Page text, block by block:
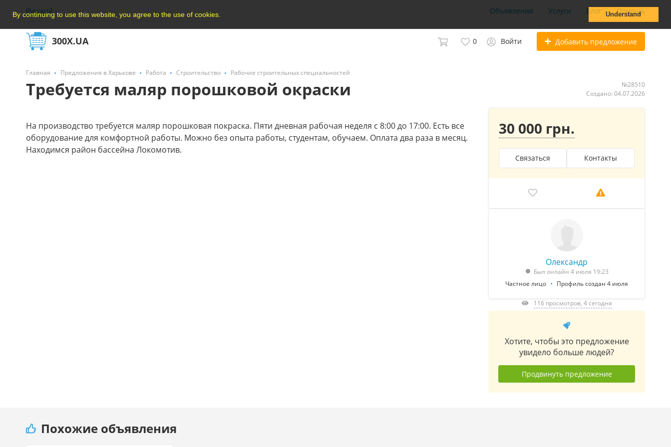
By continuing to use this website, you agree to the use of cookies. Understand
Русский Объявления Услуги Блог Помощь
300X.UA 0 Войти Добавить предложение
Главная Предложения в Харькове Работа Строительство Рабочие строительных специальностей
Требуется маляр порошковой окраски
№28510
Создано: 04.07.2026
На производство требуется маляр порошковая покраска. Пяти дневная рабочая неделя с 8:00 до 17:00. Есть все
оборудование для комфортной работы. Можно без опыта работы, студентам, обучаем. Оплата два раза в месяц.
Находимся район бассейна Локомотив.
30 000 грн.
Связаться Контакты
Олександр
Был онлайн 4 июля 19:23
Частное лицо
Профиль создан 4 июля
116 просмотров, 4 сегодня
Хотите, чтобы это предложение
увидело больше людей?
Продвинуть предложение
Похожие объявления